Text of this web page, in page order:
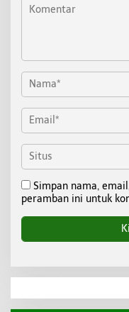
Simpan nama,
peramban ini untuk